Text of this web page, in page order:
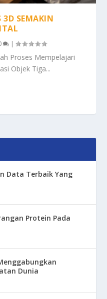
3D SEMAKIN
|
Proses Mempelajari
Objek Tiga...
Data Terbaik Yang
Protein Pada
Dunia